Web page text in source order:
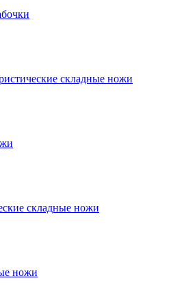
складные ножи
складные ножи
ножи